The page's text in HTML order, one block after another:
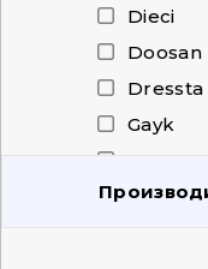
Плита
Рамка
Dieci
Doosan
Dressta
Gayk
HAMM
Hitachi
HOWO